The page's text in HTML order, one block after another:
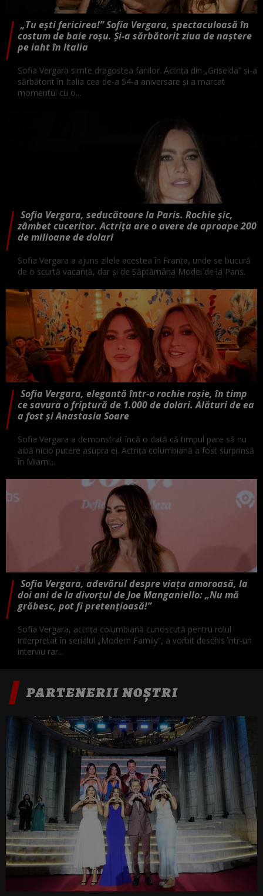
„Tu ești fericirea!” Sofia Vergara, spectaculoasă în
costum de baie roșu. Și-a sărbătorit ziua de naștere
pe iaht în Italia
Sofia Vergara simte dragostea fanilor. Actrița din „Griselda” și-a
sărbătorit în Italia cea de-a 54-a aniversare și a marcat
momentul cu o...
Sofia Vergara, seducătoare la Paris. Rochie șic,
zâmbet cuceritor. Actrița are o avere de aproape 200
de milioane de dolari
Sofia Vergara a ajuns zilele acestea în Franța, unde se bucură
de o scurtă vacanță, dar și de Săptămâna Modei de la Paris.
Sofia Vergara, elegantă într-o rochie roșie, în timp
ce savura o friptură de 1.000 de dolari. Alături de ea
a fost și Anastasia Soare
Sofia Vergara a demonstrat încă o dată că timpul pare să nu
aibă nicio putere asupra ei. Actrița columbiană a fost surprinsă
în Miami...
Sofia Vergara, adevărul despre viața amoroasă, la
doi ani de la divorțul de Joe Manganiello: „Nu mă
grăbesc, pot fi pretențioasă!”
Sofía Vergara, actrița columbiană cunoscută pentru rolul
interpretat în serialul „Modern Family”, a vorbit deschis într-un
interviu rar...
PARTENERII NOȘTRI